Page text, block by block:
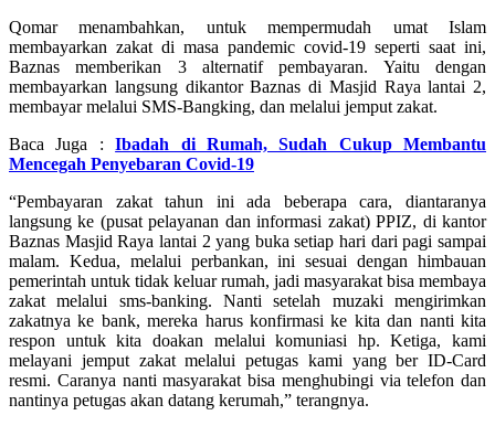
Qomar menambahkan, untuk mempermudah umat Islam
membayarkan zakat di masa pandemic covid-19 seperti saat ini,
Baznas memberikan 3 alternatif pembayaran. Yaitu dengan
membayarkan langsung dikantor Baznas di Masjid Raya lantai 2,
membayar melalui SMS-Bangking, dan melalui jemput zakat.
Baca Juga :Ibadah di Rumah, Sudah Cukup Membantu
Mencegah Penyebaran Covid-19
“Pembayaran zakat tahun ini ada beberapa cara, diantaranya
langsung ke (pusat pelayanan dan informasi zakat) PPIZ, di kantor
Baznas Masjid Raya lantai 2 yang buka setiap hari dari pagi sampai
malam. Kedua, melalui perbankan, ini sesuai dengan himbauan
pemerintah untuk tidak keluar rumah, jadi masyarakat bisa membaya
zakat melalui sms-banking. Nanti setelah muzaki mengirimkan
zakatnya ke bank, mereka harus konfirmasi ke kita dan nanti kita
respon untuk kita doakan melalui komuniasi hp. Ketiga, kami
melayani jemput zakat melalui petugas kami yang ber ID-Card
resmi. Caranya nanti masyarakat bisa menghubingi via telefon dan
nantinya petugas akan datang kerumah,” terangnya.